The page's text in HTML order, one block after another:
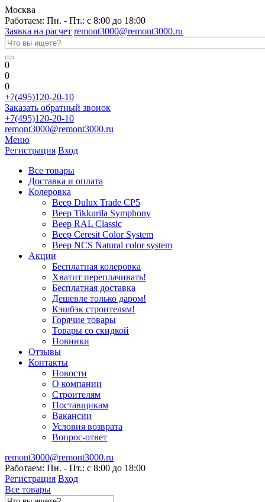
Москва
Работаем: Пн. - Пт.: с 8:00 до 18:00
Заявка на расчет remont3000@remont3000.ru
0
0
0
+7(495)120-20-10
Заказать обратный звонок
+7(495)120-20-10
remont3000@remont3000.ru
Меню
Регистрация Вход
Все товары
Доставка и оплата
Колеровка
Веер Dulux Trade CP5
Веер Tikkurila Symphony
Веер RAL Classic
Веер Ceresit Color System
Веер NCS Natural color system
Акции
Бесплатная колеровка
Хватит переплачивать!
Бесплатная доставка
Дешевле только даром!
Кэшбэк строителям!
Горячие товары
Товары со скидкой
Новинки
Отзывы
Контакты
Новости
О компании
Строителям
Поставщикам
Вакансии
Условия возврата
Вопрос-ответ
remont3000@remont3000.ru
Работаем: Пн. - Пт.: с 8:00 до 18:00
Регистрация Вход
Все товары